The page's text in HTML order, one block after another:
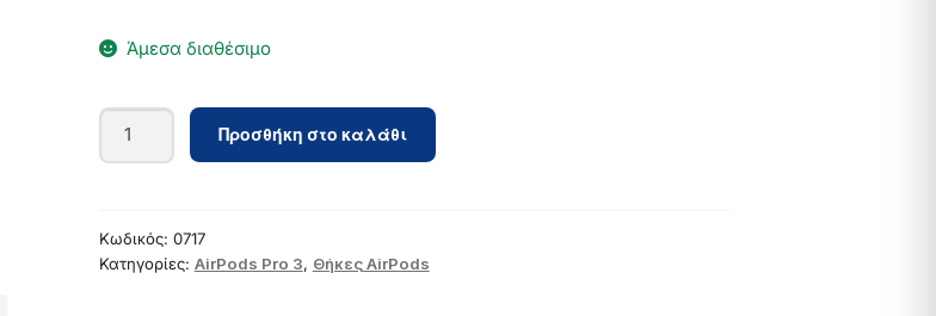
Άμεσα διαθέσιμο
Tech-
Protect
for
AirPods
Προσθήκη στο καλάθι
Κωδικός: 0717
Κατηγορίες: AirPods Pro 3, Θήκες AirPods